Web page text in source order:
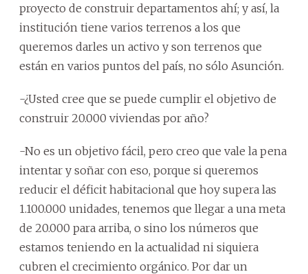
proyecto de construir departamentos ahí; y así, la
institución tiene varios terrenos a los que
queremos darles un activo y son terrenos que
están en varios puntos del país, no sólo Asunción.
-¿Usted cree que se puede cumplir el objetivo de
construir 20.000 viviendas por año?
-No es un objetivo fácil, pero creo que vale la pena
intentar y soñar con eso, porque si queremos
reducir el déficit habitacional que hoy supera las
1.100.000 unidades, tenemos que llegar a una meta
de 20.000 para arriba, o sino los números que
estamos teniendo en la actualidad ni siquiera
cubren el crecimiento orgánico. Por dar un